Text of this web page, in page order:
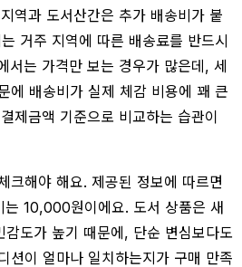
역과 도서산간은 추가 배송비가 붙
거주 지역에 따른 배송료를 반드시
서는 가격만 보는 경우가 많은데, 세
에 배송비가 실제 체감 비용에 꽤 큰
제금액 기준으로 비교하는 습관이
크해야 해요. 제공된 정보에 따르면
10,000원이에요. 도서 상품은 새
도가 높기 때문에, 단순 변심보다도
션이 얼마나 일치하는지가 구매 만족